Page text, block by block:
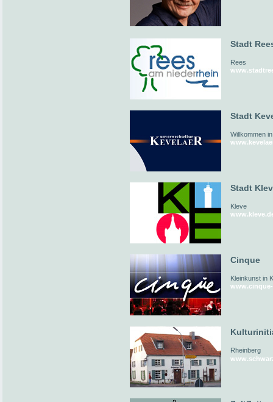
Stadt
Rees
Stadt
Willkommen
Stadt
Kleve
Cinque
Kleinkunst in
Rheinberg